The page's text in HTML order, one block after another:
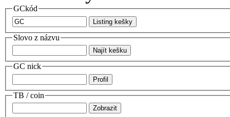
GCkód
Slovo z názvu
GC nick
TB / coin